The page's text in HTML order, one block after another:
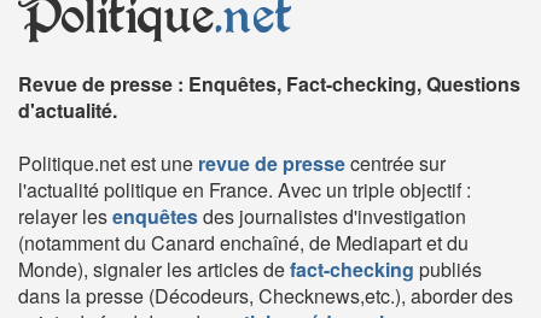
Politique.net
Revue de presse : Enquêtes, Fact-checking, Questions
d'actualité.
Politique.net est une revue de pressecentrée sur
l'actualité politique en France. Avec un triple objectif :
relayer lesenquêtesdes journalistes d'investigation
(notamment du Canard enchaîné, de Mediapart et du
Monde), signaler les articles defact-checking publiés
dans la presse (Décodeurs, Checknews,etc.), aborder des